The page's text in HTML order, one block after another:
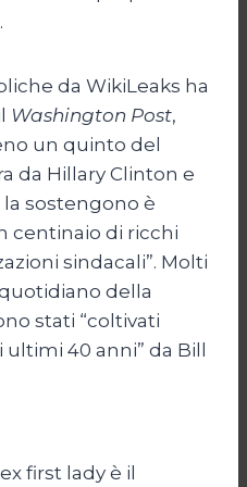
da WikiLeaks ha
Washington Post,
un quinto del
da Hillary Clinton e
la sostengono è
centinaio di ricchi
sindacali”. Molti
della
stati “coltivati
40 anni” da Bill
first lady è il